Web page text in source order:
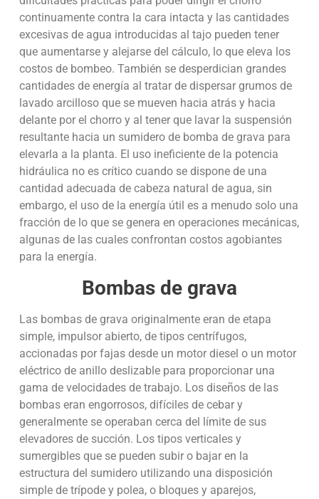
continuamente contra la cara intacta y las cantidades
excesivas de agua introducidas al tajo pueden tener
que aumentarse y alejarse del cálculo, lo que eleva los
costos de bombeo. También se desperdician grandes
cantidades de energía al tratar de dispersar grumos de
lavado arcilloso que se mueven hacia atrás y hacia
delante por el chorro y al tener que lavar la suspensión
resultante hacia un sumidero de bomba de grava para
elevarla a la planta. El uso ineficiente de la potencia
hidráulica no es crítico cuando se dispone de una
cantidad adecuada de cabeza natural de agua, sin
embargo, el uso de la energía útil es a menudo solo una
fracción de lo que se genera en operaciones mecánicas,
algunas de las cuales confrontan costos agobiantes
para la energía.
Bombas de grava
Las bombas de grava originalmente eran de etapa
simple, impulsor abierto, de tipos centrífugos,
accionadas por fajas desde un motor diesel o un motor
eléctrico de anillo deslizable para proporcionar una
gama de velocidades de trabajo. Los diseños de las
bombas eran engorrosos, difíciles de cebar y
generalmente se operaban cerca del límite de sus
elevadores de succión. Los tipos verticales y
sumergibles que se pueden subir o bajar en la
estructura del sumidero utilizando una disposición
simple de trípode y polea, o bloques y aparejos,